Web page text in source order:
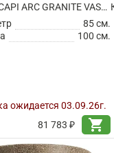
КАШПО CAPI ARC GRANITE VASE ELEGANT DELUXE ANTHRACITE
85 см.
100 см.
ожидается 03.09.26г.
81 783 ₽
shopping_cart